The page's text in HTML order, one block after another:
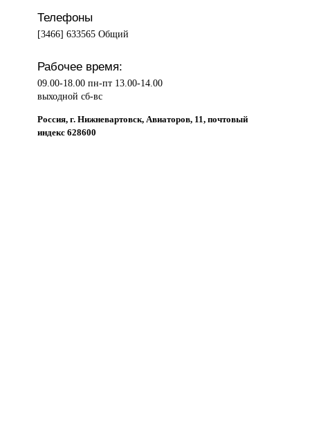
Телефоны
[3466] 633565 Общий
Рабочее время:
09.00-18.00 пн-пт 13.00-14.00
выходной сб-вс
Россия, г. Нижневартовск, Авиаторов, 11, почтовый
индекс 628600